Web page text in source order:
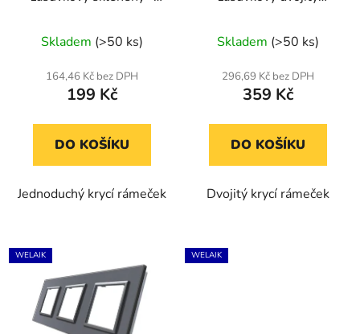
hodnocení
produktu
je
z
Skladem (>50 ks)
164,46 Kč bez DPH
199 Kč
DO KOŠÍKU
Jednoduchý krycí rámeček
Skladem (>50 ks)
296,69 Kč bez DPH
359 Kč
DO KOŠÍKU
Dvojitý krycí rámeček
WELAIK WELAIK